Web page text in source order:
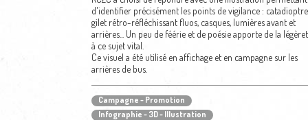
d'identifier précisément les points de vigilance :
gilet rétro-réfléchissant fluos, casques, lumières avant et
arrières... Un peu de féérie et de poésie apporte de la
à ce sujet vital.
Ce visuel a été utilisé en affichage et en campagne sur les
arrières de bus.
Campagne - Promotion
Infographie - 3D - Illustration